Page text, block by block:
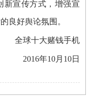
新宣传方式，增强宣
良好舆论氛围。
全球十大赌钱手机
2016年10月10日